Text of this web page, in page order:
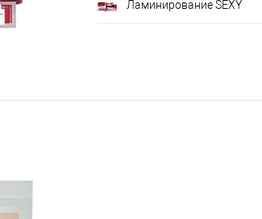
Ламинирование SEXY